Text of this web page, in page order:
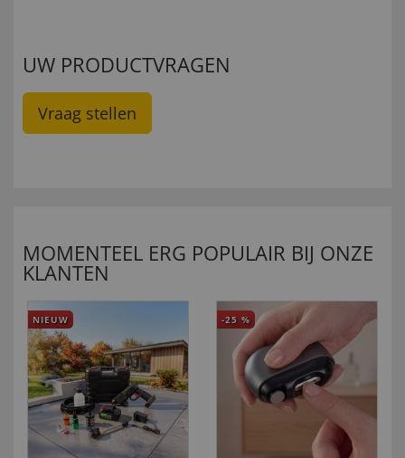
UW PRODUCTVRAGEN
Vraag stellen
MOMENTEEL ERG POPULAIR BIJ ONZE
KLANTEN
NIEUW -25 %